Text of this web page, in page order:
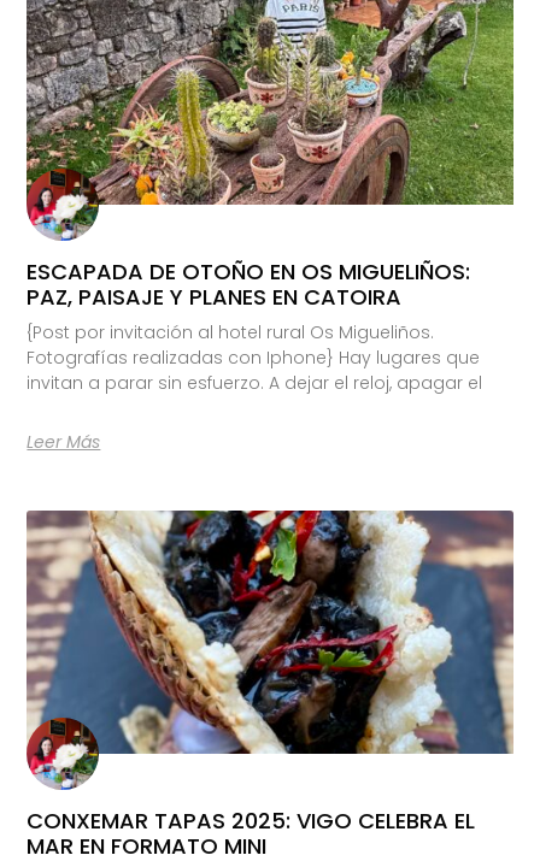
ESCAPADA DE OTOÑO EN OS MIGUELIÑOS:
PAZ, PAISAJE Y PLANES EN CATOIRA
{Post por invitación al hotel rural Os Migueliños.
Fotografías realizadas con Iphone} Hay lugares que
invitan a parar sin esfuerzo. A dejar el reloj, apagar el
Leer Más
CONXEMAR TAPAS 2025: VIGO CELEBRA EL
MAR EN FORMATO MINI